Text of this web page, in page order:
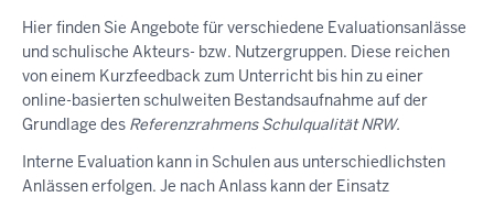
Hier finden Sie Angebote für verschiedene Evaluationsanlässe
und schulische Akteurs- bzw. Nutzergruppen. Diese reichen
von einem Kurzfeedback zum Unterricht bis hin zu einer
online-basierten schulweiten Bestandsaufnahme auf der
Grundlage des Referenzrahmens Schulqualität NRW.
Interne Evaluation kann in Schulen aus unterschiedlichsten
Anlässen erfolgen. Je nach Anlass kann der Einsatz